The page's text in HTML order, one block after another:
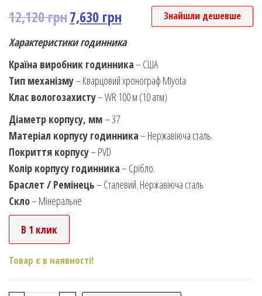
12,120грн7,630 грн Знайшли дешевше
Характеристики годинника
Країна виробник годинника– США
Тип механізму– Кварцовий хронограф Miyota
Клас вологозахисту– WR 100 м (10 атм)
Діаметр корпусу, мм– 37
Матеріал корпусу годинника– Нержавіюча сталь.
Покриття корпусу– PVD
Колір корпусу годинника– Срібло.
Браслет / Ремінець– Сталевий. Нержавіюча сталь
Скло– Мінеральне
В 1 клик
Товар є в наявності!